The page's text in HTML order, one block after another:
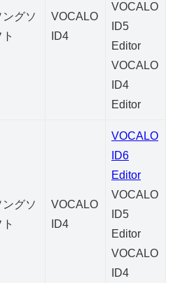
ングソ
VOCALO
ID4
VOCALO
ID5
Editor
VOCALO
ID4
Editor
ングソ
VOCALO
ID4
VOCALO
ID6
Editor
VOCALO
ID5
Editor
VOCALO
ID4